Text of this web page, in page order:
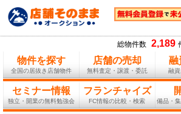
総物件数 2,189
物件を探す
全国の居抜き店舗物件
店舗の売却
無料査定・譲渡・委託
融
融
セミナー情報
独立・開業の無料勉強会
フランチャイズ
FC情報の比較・検索 備品・